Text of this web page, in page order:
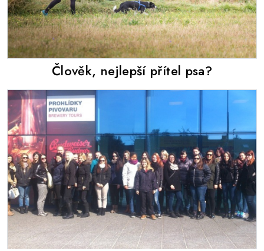
Člověk, nejlepší přítel psa?